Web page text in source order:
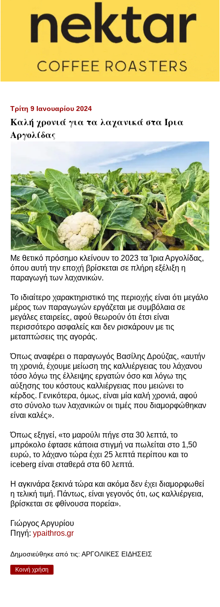
Τρίτη 9 Ιανουαρίου 2024
Καλή χρονιά για τα λαχανικά στα Ίρια
Αργολίδας
Με θετικό πρόσημο κλείνουν το 2023 τα Ίρια Αργολίδας,
όπου αυτή την εποχή βρίσκεται σε πλήρη εξέλιξη η
παραγωγή των λαχανικών.
Το ιδιαίτερο χαρακτηριστικό της περιοχής είναι ότι μεγάλο
μέρος των παραγωγών εργάζεται με συμβόλαια σε
μεγάλες εταιρείες, αφού θεωρούν ότι έτσι είναι
περισσότερο ασφαλείς και δεν ρισκάρουν με τις
μεταπτώσεις της αγοράς.
Όπως αναφέρει ο παραγωγός Βασίλης Δρούζας, «αυτήν
τη χρονιά, έχουμε μείωση της καλλιέργειας του λάχανου
τόσο λόγω της έλλειψης εργατών όσο και λόγω της
αύξησης του κόστους καλλιέργειας που μειώνει το
κέρδος. Γενικότερα, όμως, είναι μία καλή χρονιά, αφού
στο σύνολο των λαχανικών οι τιμές που διαμορφώθηκαν
είναι καλές».
Όπως εξηγεί, «το μαρούλι πήγε στα 30 λεπτά, το
μπρόκολο έφτασε κάποια στιγμή να πωλείται στο 1,50
ευρώ, το λάχανο τώρα έχει 25 λεπτά περίπου και το
iceberg είναι σταθερά στα 60 λεπτά.
Η αγκινάρα ξεκινά τώρα και ακόμα δεν έχει διαμορφωθεί
η τελική τιμή. Πάντως, είναι γεγονός ότι, ως καλλιέργεια,
βρίσκεται σε φθίνουσα πορεία».
Γιώργος Αργυρίου
Πηγή: ypaithros.gr
Δημοσιεύθηκε από τις: ΑΡΓΟΛΙΚΕΣ ΕΙΔΗΣΕΙΣ
Κοινή χρήση